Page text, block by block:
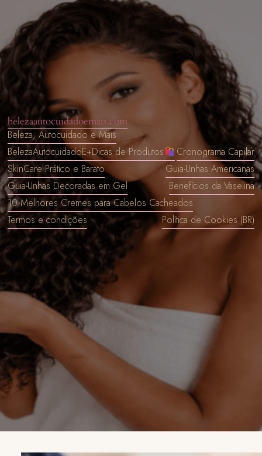
conteúdo
belezaautocuidadoemais.com
Beleza, Autocuidado e Mais
BelezaAutocuidadoE+Dicas de Produtos
Cronograma Capilar
SkinCare Prático e Barato
Guia-Unhas Americanas
Guia-Unhas Decoradas em Gel
Benefícios da Vaselina
10 Melhores Cremes para Cabelos Cacheados
Termos e condições
Política de Cookies (BR)